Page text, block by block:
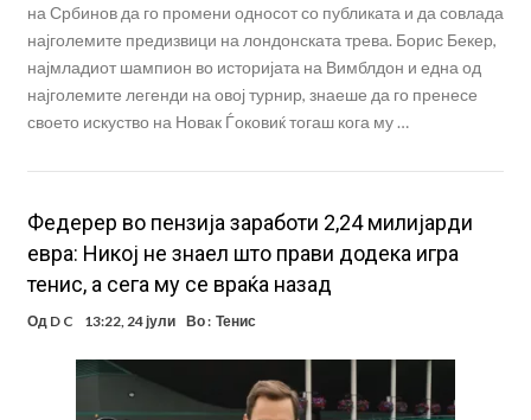
на Србинов да го промени односот со публиката и да совлада
најголемите предизвици на лондонската трева. Борис Бекер,
најмладиот шампион во историјата на Вимблдон и една од
најголемите легенди на овој турнир, знаеше да го пренесе
своето искуство на Новак Ѓоковиќ тогаш кога му …
Федерер во пензија заработи 2,24 милијарди
евра: Никој не знаел што прави додека игра
тенис, а сега му се враќа назад
Од D C 13:22, 24 јули Во : Тенис